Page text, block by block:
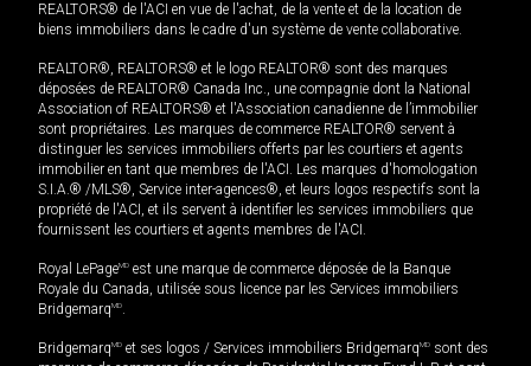
REALTORS® de l'ACI en vue de l'achat, de la vente et de la location de
biens immobiliers dans le cadre d'un système de vente collaborative.
REALTOR®, REALTORS® et le logo REALTOR® sont des marques
déposées de REALTOR® Canada Inc., une compagnie dont la National
Association of REALTORS® et l'Association canadienne de l’immobilier
sont propriétaires. Les marques de commerce REALTOR® servent à
distinguer les services immobiliers offerts par les courtiers et agents
immobilier en tant que membres de l'ACI. Les marques d'homologation
S.I.A.® /MLS®, Service inter-agences®, et leurs logos respectifs sont la
propriété de l'ACI, et ils servent à identifier les services immobiliers que
fournissent les courtiers et agents membres de l'ACI.
Royal LePageMD est une marque de commerce déposée de la Banque
Royale du Canada, utilisée sous licence par les Services immobiliers
BridgemarqMD.
BridgemarqMD et ses logos / Services immobiliers BridgemarqMD sont des